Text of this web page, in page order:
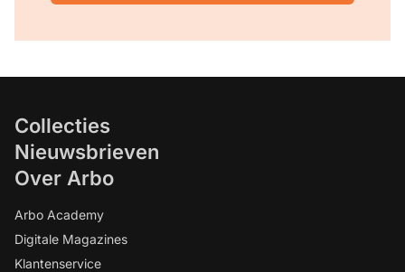
Collecties
Nieuwsbrieven
Over Arbo
Arbo Academy
Digitale Magazines
Klantenservice